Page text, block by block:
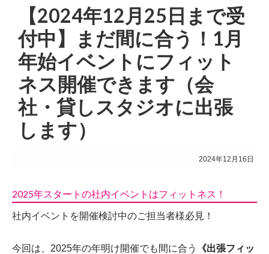
【2024年12月25日まで受
付中】まだ間に合う！1月
年始イベントにフィット
ネス開催できます（会
社・貸しスタジオに出張
します）
2024年12月16日
2025年スタートの社内イベントはフィットネス！
社内イベントを開催検討中のご担当者様必見！
今回は、2025年の年明け開催でも間に合う
《出張フィッ